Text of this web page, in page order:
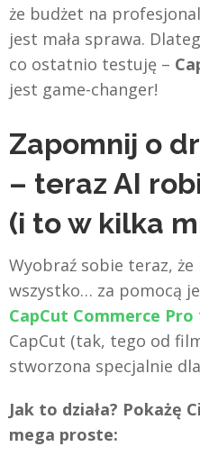
że budżet na
jest mała sprawa.
co ostatnio testuję –
jest game-changer!
Zapomnij o
– teraz AI
(i to w kilka
Wyobraź sobie teraz,
wszystko… za pomocą
CapCut Commerce Pro
CapCut (tak, tego od
stworzona specjalnie dla
Jak to działa? Pokażę
mega proste: